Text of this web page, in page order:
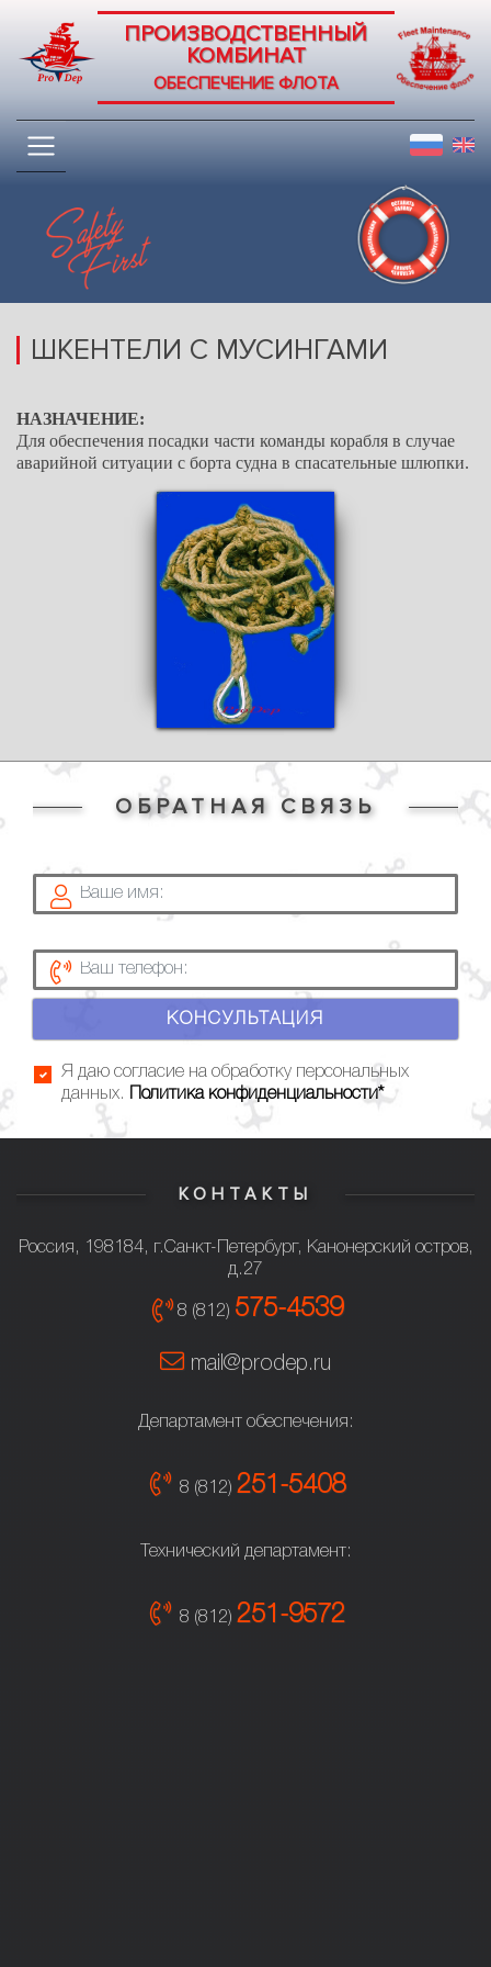
ПРОИЗВОДСТВЕННЫЙ
КОМБИНАТ
ОБЕСПЕЧЕНИЕ ФЛОТА
ШКЕНТЕЛИ С МУСИНГАМИ
НАЗНАЧЕНИЕ:
Для обеспечения посадки части команды корабля в случае
аварийной ситуации с борта судна в спасательные шлюпки.
ОБРАТНАЯ СВЯЗЬ
КОНСУЛЬТАЦИЯ
Я даю согласие на обработку персональных
данных.
Политика конфиденциальности*
КОНТАКТЫ
Россия, 198184, г.Санкт-Петербург, Канонерский остров,
д.27
8 (812) 575-4539
mail@prodep.ru
Департамент обеспечения:
8 (812)251-5408
Технический департамент:
8 (812)251-9572